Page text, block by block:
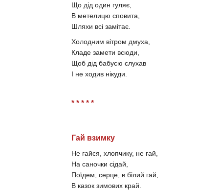
Що дід один гуляє,
В метелицю сповита,
Шляхи всі замітає.
Холодним вітром дмуха,
Кладе замети всюди,
Щоб дід бабусю слухав
І не ходив нікуди.
* * * * *
Гай взимку
Не гайся, хлопчику, не гай,
На саночки сідай,
Поїдем, серце, в білий гай,
В казок зимових край.